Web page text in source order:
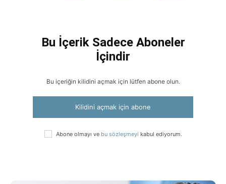
Bu İçerik Sadece Aboneler
İçindir
Bu içeriğin kilidini açmak için lütfen abone olun.
Kilidini açmak için abone
Abone olmayı ve bu sözleşmeyi kabul ediyorum.